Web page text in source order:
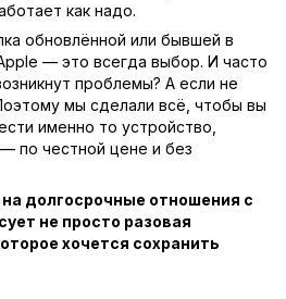
как надо.
обновлённой или бывшей в
— это всегда выбор. И часто
проблемы? А если не
мы сделали всё, чтобы вы
именно то устройство,
по честной цене и без
долгосрочные отношения с
не просто разовая
хочется сохранить